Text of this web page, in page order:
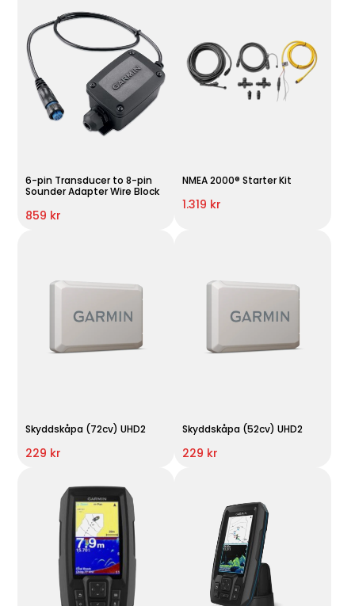
6-pin Transducer to 8-pin
Sounder Adapter Wire Block
859 kr
NMEA 2000® Starter Kit
1.319 kr
Skyddskåpa (72cv) UHD2
229 kr
Skyddskåpa (52cv) UHD2
229 kr